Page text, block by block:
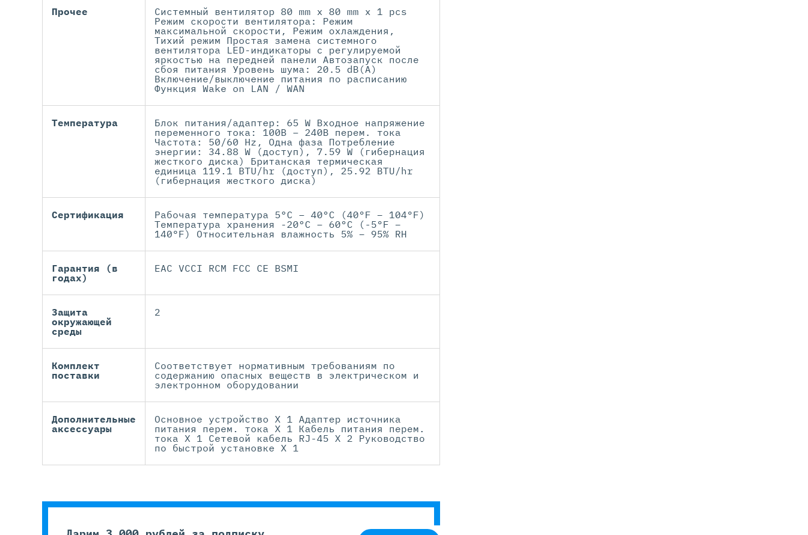
Прочее
Системный вентилятор 80 mm x 80 mm x 1 pcs
Режим скорости вентилятора: Режим
максимальной скорости, Режим охлаждения,
Тихий режим Простая замена системного
вентилятора LED-индикаторы с регулируемой
яркостью на передней панели Автозапуск после
сбоя питания Уровень шума: 20.5 dB(A)
Включение/выключение питания по расписанию
Функция Wake on LAN / WAN
Температура
Блок питания/адаптер: 65 W Входное напряжение
переменного тока: 100В – 240В перем. тока
Частота: 50/60 Hz, Одна фаза Потребление
энергии: 34.88 W (доступ), 7.59 W (гибернация
жесткого диска) Британская термическая
единица 119.1 BTU/hr (доступ), 25.92 BTU/hr
(гибернация жесткого диска)
Сертификация
Рабочая температура 5°C – 40°C (40°F – 104°F)
Температура хранения -20°C – 60°C (-5°F –
140°F) Относительная влажность 5% – 95% RH
Гарантия (в
годах)
EAC VCCI RCM FCC CE BSMI
Защита
окружающей
среды
2
Комплект
поставки
Соответствует нормативным требованиям по
содержанию опасных веществ в электрическом и
электронном оборудовании
Дополнительные
аксессуары
Основное устройство X 1 Адаптер источника
питания перем. тока X 1 Кабель питания перем.
тока X 1 Сетевой кабель RJ-45 X 2 Руководство
по быстрой установке X 1